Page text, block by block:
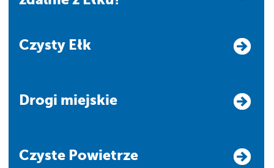
Czysty Ełk
Drogi miejskie
Czyste Powietrze